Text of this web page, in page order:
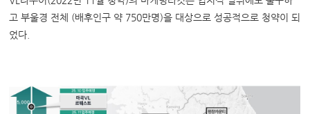
고 부울경 전체 (배후인구 약 750만명)을 대상으로 성공적으로 청약이 되
었다.